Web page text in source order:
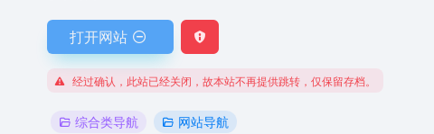
打开网站
经过确认，此站已经关闭，故本站不再提供跳转，仅保留存档。
综合类导航 网站导航